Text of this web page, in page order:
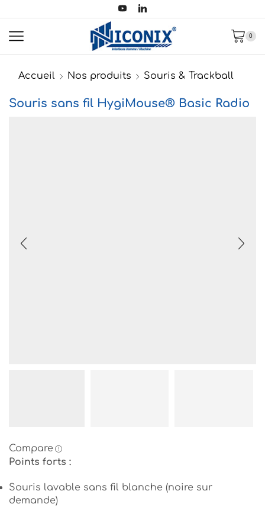
0
Accueil Nos produits Souris & Trackball
Souris sans fil HygiMouse® Basic Radio
Compare
Points forts :
Souris lavable sans fil blanche (noire sur
demande)